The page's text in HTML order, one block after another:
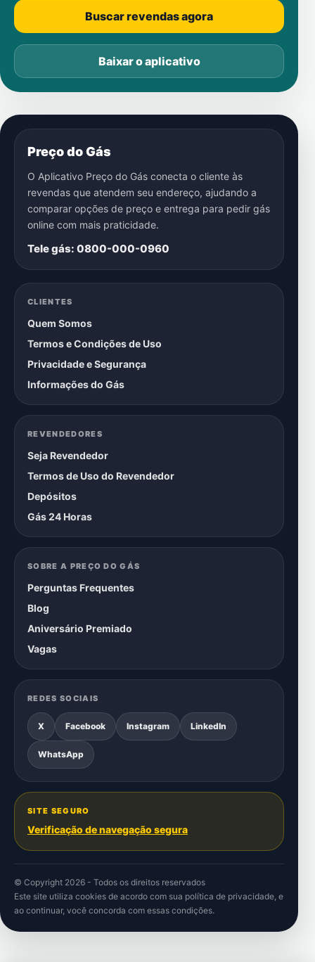
Buscar revendas agora
Baixar o aplicativo
Preço do Gás
O Aplicativo Preço do Gás conecta o cliente às
revendas que atendem seu endereço, ajudando a
comparar opções de preço e entrega para pedir gás
online com mais praticidade.
Tele gás: 0800-000-0960
CLIENTES
Quem Somos
Termos e Condições de Uso
Privacidade e Segurança
Informações do Gás
REVENDEDORES
Seja Revendedor
Termos de Uso do Revendedor
Depósitos
Gás 24 Horas
SOBRE A PREÇO DO GÁS
Perguntas Frequentes
Blog
Aniversário Premiado
Vagas
REDES SOCIAIS
X Facebook Instagram LinkedIn
WhatsApp
SITE SEGURO
Verificação de navegação segura
© Copyright 2026 - Todos os direitos reservados
Este site utiliza cookies de acordo com sua política de privacidade, e
ao continuar, você concorda com essas condições.